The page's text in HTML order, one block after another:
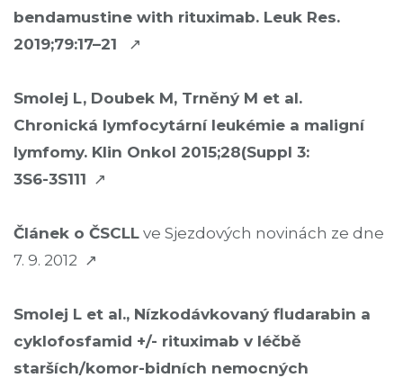
bendamustine with rituximab. Leuk Res.
2019;79:17­–21
↗
Smolej L, Doubek M, Trněný M et al.
Chronická lymfocytární leukémie a maligní
lymfomy. Klin Onkol 2015;28(Suppl 3:
3S6­-3S111 ↗
Článek o ČSCLL ve Sjezdových novinách ze dne
7. 9. 2012 ↗
Smolej L et al., Nízkodávkovaný fludarabin a
cyklofosfamid +/- rituximab v léčbě
starších/komor-bidních nemocných